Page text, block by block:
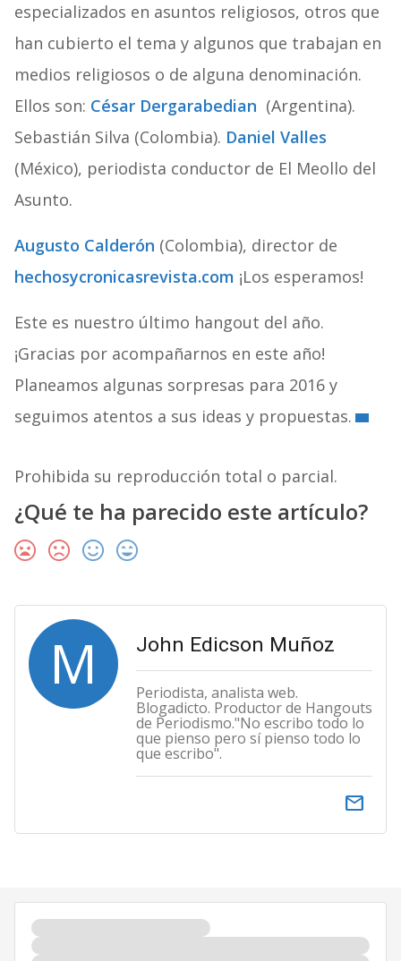
especializados en asuntos religiosos, otros que
han cubierto el tema y algunos que trabajan en
medios religiosos o de alguna denominación.
Ellos son: César Dergarabedian (Argentina).
Sebastián Silva (Colombia). Daniel Valles
(México), periodista conductor de El Meollo del
Asunto.
Augusto Calderón (Colombia), director de
hechosycronicasrevista.com ¡Los esperamos!
Este es nuestro último hangout del año.
¡Gracias por acompañarnos en este año!
Planeamos algunas sorpresas para 2016 y
seguimos atentos a sus ideas y propuestas.
Prohibida su reproducción total o parcial.
¿Qué te ha parecido este artículo?
M John Edicson Muñoz
Periodista, analista web.
Blogadicto. Productor de Hangouts
de Periodismo."No escribo todo lo
que pienso pero sí pienso todo lo
que escribo".
email